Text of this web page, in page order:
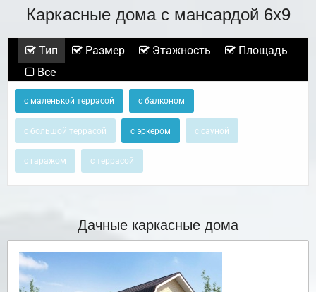
Каркасные дома с мансардой 6х9
Тип Размер Этажность
Площадь
Все
с маленькой террасой с балконом
с большой террасой с эркером с сауной
с гаражом с террасой
Дачные каркасные дома